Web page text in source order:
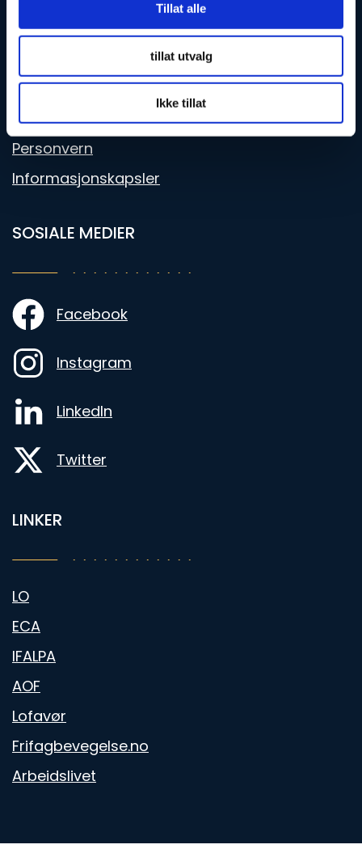
Tillat alle
tillat utvalg
Ikke tillat
Bli medlem
Kontakt
Pressekontakt
Personvern
Informasjonskapsler
SOSIALE MEDIER
Facebook
Instagram
LinkedIn
Twitter
LINKER
LO
ECA
IFALPA
AOF
Lofavør
Frifagbevegelse.no
Arbeidslivet